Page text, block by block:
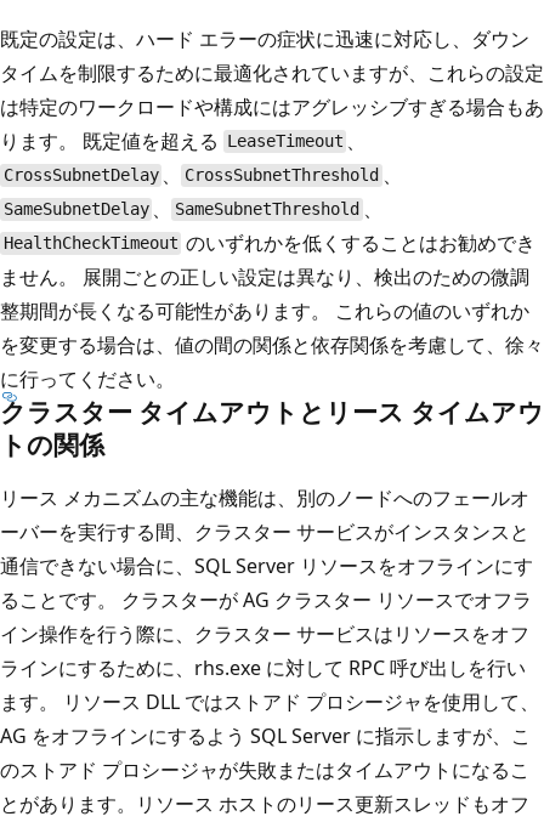
既定の設定は、ハード エラーの症状に迅速に対応し、ダウン
タイムを制限するために最適化されていますが、これらの設定
は特定のワークロードや構成にはアグレッシブすぎる場合もあ
ります。 既定値を超える
LeaseTimeout 、
CrossSubnetDelay 、 CrossSubnetThreshold 、
SameSubnetDelay 、 SameSubnetThreshold 、
HealthCheckTimeout のいずれかを低くすることはお勧めでき
ません。 展開ごとの正しい設定は異なり、検出のための微調
整期間が長くなる可能性があります。 これらの値のいずれか
を変更する場合は、値の間の関係と依存関係を考慮して、徐々
に行ってください。
クラスター タイムアウトとリース タイムアウ
トの関係
リース メカニズムの主な機能は、別のノードへのフェールオ
ーバーを実行する間、クラスター サービスがインスタンスと
通信できない場合に、SQL Server リソースをオフラインにす
ることです。 クラスターが AG クラスター リソースでオフラ
イン操作を行う際に、クラスター サービスはリソースをオフ
ラインにするために、rhs.exe に対して RPC 呼び出しを行い
ます。 リソース DLL ではストアド プロシージャを使用して、
AG をオフラインにするよう SQL Server に指示しますが、こ
のストアド プロシージャが失敗またはタイムアウトになるこ
とがあります。リソース ホストのリース更新スレッドもオフ